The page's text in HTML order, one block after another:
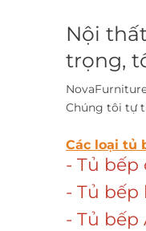
Nội
trọng,
Chúng tôi tự
Các loại tủ
- Tủ bếp
- Tủ
- Tủ bếp